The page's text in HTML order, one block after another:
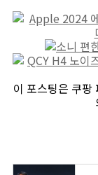
이 포스팅은 쿠팡